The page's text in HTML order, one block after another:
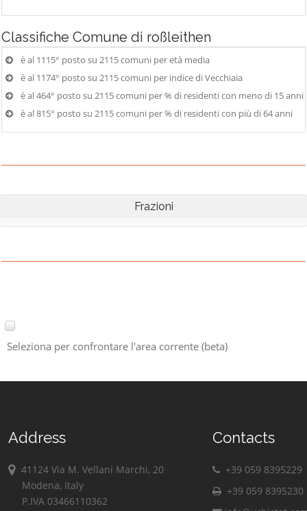
Classifiche Comune di roßleithen
è al 1115° posto su 2115 comuni per età media
è al 1174° posto su 2115 comuni per indice di Vecchiaia
è al 464° posto su 2115 comuni per % di residenti con meno di 15 anni
è al 815° posto su 2115 comuni per % di residenti con più di 64 anni
Frazioni
Seleziona per confrontare l'area corrente (beta)
Address
41124 Via M. Vellani Marchi, 20
Modena, Italy
P.IVA 03466110362
Contacts
+39 059 8395229
+39 059 8395230